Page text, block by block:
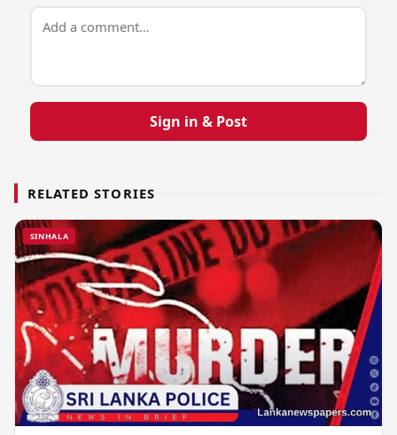
Sign in & Post
RELATED STORIES
SINHALA